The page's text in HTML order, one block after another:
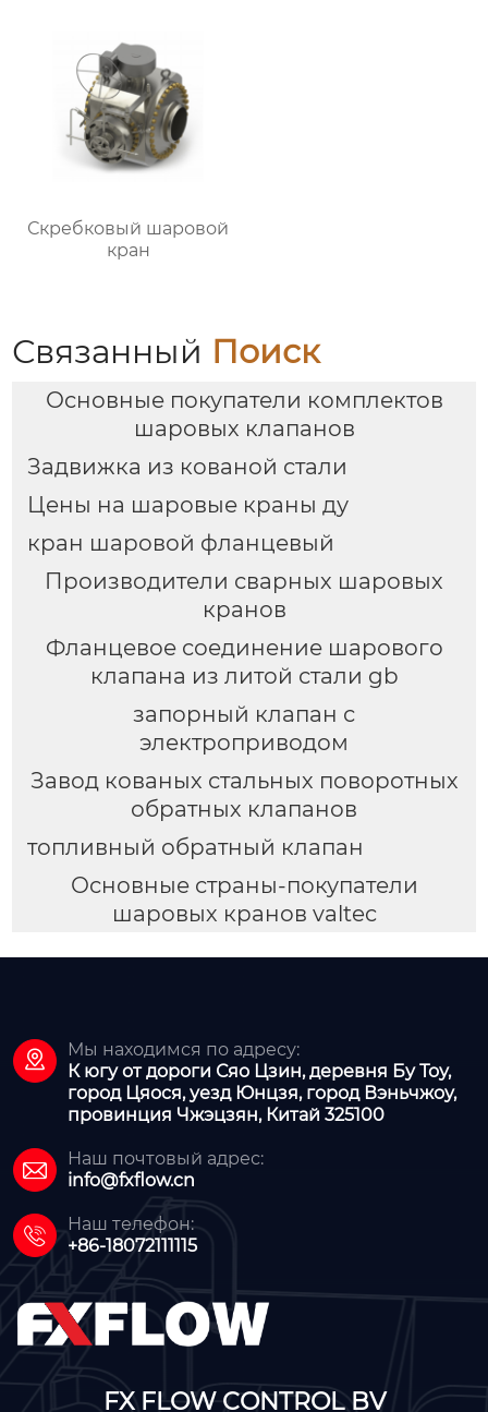
Скребковый шаровой
кран
Связанный Поиск
Основные покупатели комплектов
шаровых клапанов
Задвижка из кованой стали
Цены на шаровые краны ду
кран шаровой фланцевый
Производители сварных шаровых
кранов
Фланцевое соединение шарового
клапана из литой стали gb
запорный клапан с
электроприводом
Завод кованых стальных поворотных
обратных клапанов
топливный обратный клапан
Основные страны-покупатели
шаровых кранов valtec

Мы находимся по адресу:
К югу от дороги Сяо Цзин, деревня Бу Тоу,
город Цяося, уезд Юнцзя, город Вэньчжоу,
провинция Чжэцзян, Китай 325100

Наш почтовый адрес:
info@fxflow.cn

Наш телефон:
+86-18072111115
FX FLOW CONTROL BV